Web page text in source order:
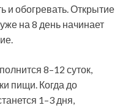
и обогревать. Открытие
на 8 день начинает
8–12 суток,
пищи. Когда до
1–3 дня,